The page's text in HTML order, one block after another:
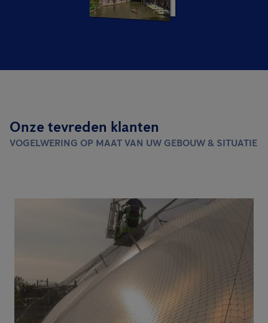
Onze tevreden klanten
VOGELWERING OP MAAT VAN UW GEBOUW & SITUATIE